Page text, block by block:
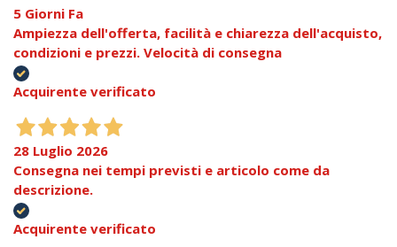
5 Giorni Fa
Ampiezza dell'offerta, facilità e chiarezza dell'acquisto,
condizioni e prezzi. Velocità di consegna
Acquirente verificato
28 Luglio 2026
Consegna nei tempi previsti e articolo come da
descrizione.
Acquirente verificato